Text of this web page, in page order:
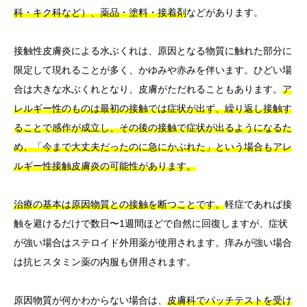
科・キク科など）、薬品・塗料・接着剤などがあります。
接触性皮膚炎による水ぶくれは、原因となる物質に触れた部分に
限定して現れることが多く、かゆみや赤みを伴います。ひどい場
合は大きな水ぶくれとなり、皮膚がただれることもあります。 ア
レルギー性のものは最初の接触では症状が出ず、繰り返し接触す
ることで感作が成立し、その後の接触で症状が出るようになるた
め、「今まで大丈夫だったのに急にかぶれた」という場合もアレ
ルギー性接触皮膚炎の可能性があります。
治療の基本は原因物質との接触を断つことです。軽症であれば接
触を避けるだけで数日〜1週間ほどで自然に回復しますが、症状
が強い場合はステロイド外用薬が使用されます。痒みが強い場合
は抗ヒスタミン薬の内服も併用されます。
原因物質が何かわからない場合は、 皮膚科でパッチテストを受け